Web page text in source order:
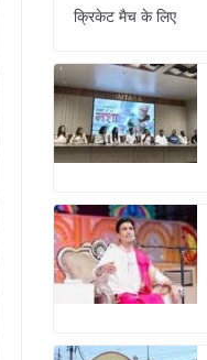
क्रिकेट मैच के लिए